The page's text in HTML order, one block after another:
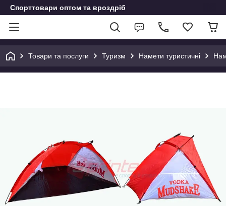
Спорттовари оптом та вроздріб
Товари та послуги Туризм Намети туристичні